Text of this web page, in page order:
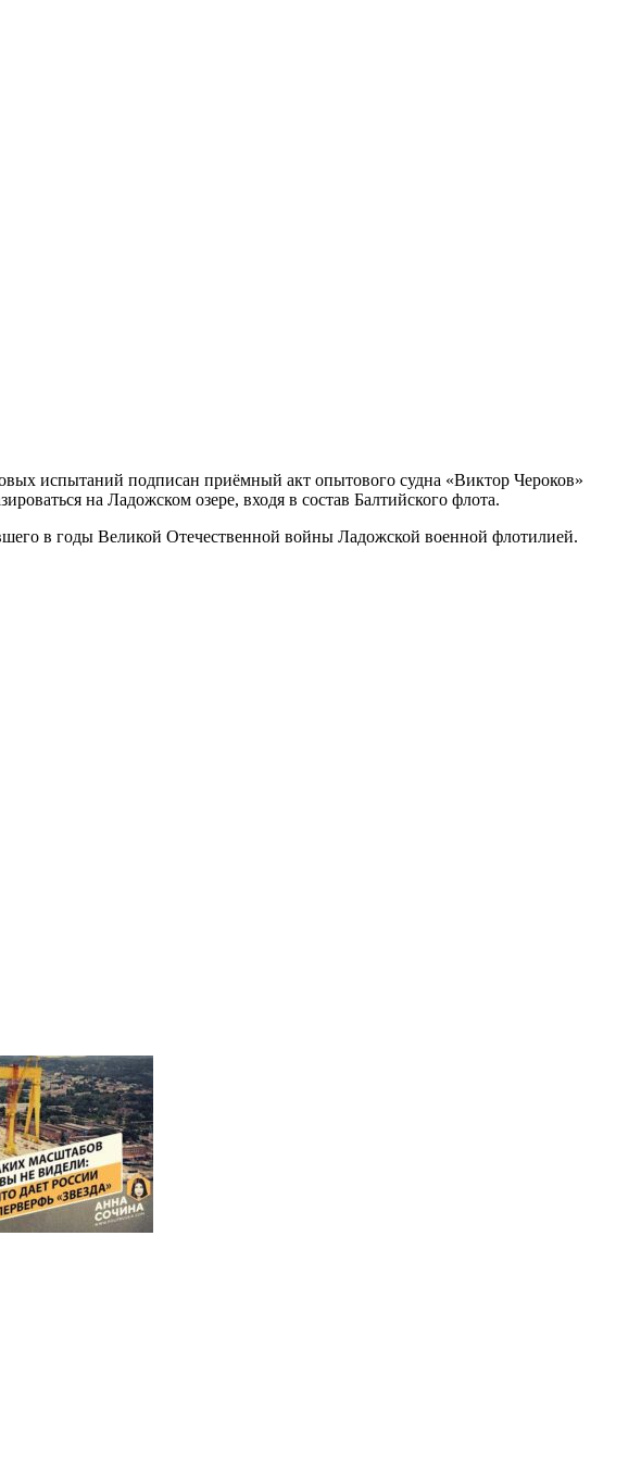
испытаний подписан приёмный акт опытового судна «Виктор Чероков»
на Ладожском озере, входя в состав Балтийского флота.
в годы Великой Отечественной войны Ладожской военной флотилией.